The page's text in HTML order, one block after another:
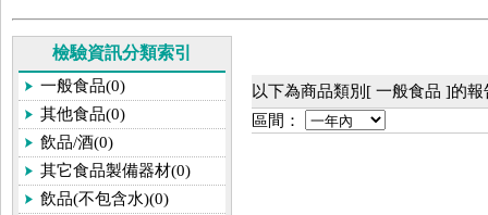
檢驗資訊分類索引
一般食品(0)
其他食品(0)
飲品/酒(0)
其它食品製備器材(0)
飲品(不包含水)(0)
以下為商品類別[ 一般食品 ]的
區間：